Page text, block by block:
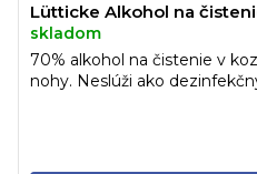
Lütticke Alkohol na
skladom
70% alkohol na čistenie v
nohy. Neslúži ako